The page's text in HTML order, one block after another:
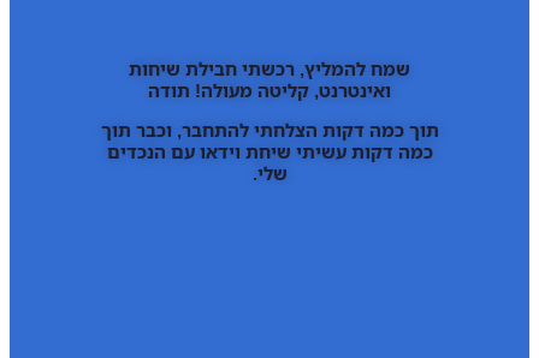
שמח להמליץ, רכשתי חבילת שיחות
ואינטרנט, קליטה מעולה! תודה
תוך כמה דקות הצלחתי להתחבר, וכבר תוך
כמה דקות עשיתי שיחת וידאו עם הנכדים
שלי.